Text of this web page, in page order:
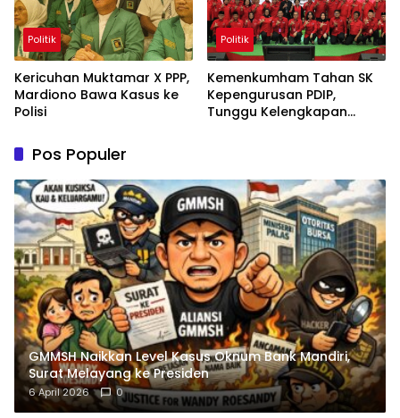
Politik
Kericuhan Muktamar X PPP,
Mardiono Bawa Kasus ke
Polisi
Politik
Kemenkumham Tahan SK
Kepengurusan PDIP,
Tunggu Kelengkapan
Pos Populer
GMMSH Naikkan Level Kasus Oknum Bank Mandiri,
Surat Melayang ke Presiden
6 April 2026 0